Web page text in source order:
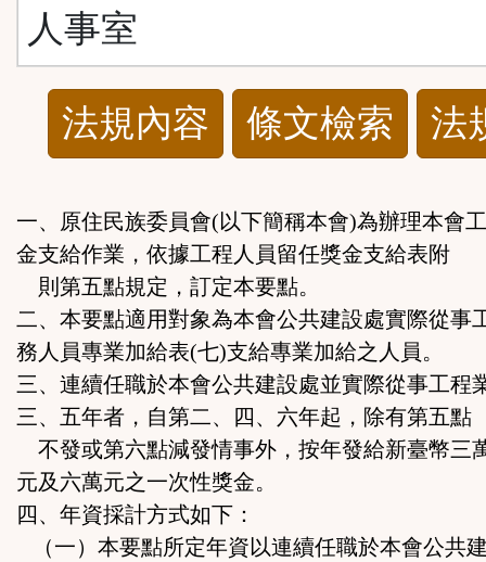
人事室
規
功
能
按
鈕
區
法規內容 條文檢索 法
一、原住民族委員會(以下簡稱本會)為辦理本會
金支給作業，依據工程人員留任獎金支給表附
則第五點規定，訂定本要點。
二、本要點適用對象為本會公共建設處實際從事
務人員專業加給表(七)支給專業加給之人員。
三、連續任職於本會公共建設處並實際從事工程
三、五年者，自第二、四、六年起，除有第五點
不發或第六點減發情事外，按年發給新臺幣三
元及六萬元之一次性獎金。
四、年資採計方式如下：
（一）本要點所定年資以連續任職於本會公共